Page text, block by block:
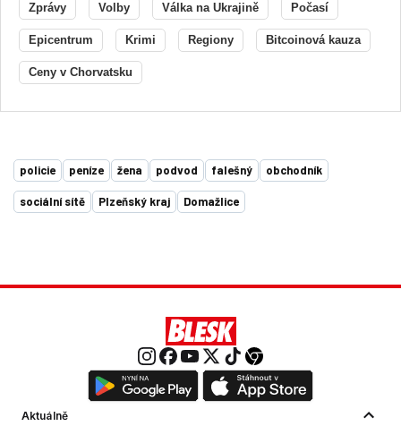
Zprávy Volby Válka na Ukrajině Počasí
Epicentrum Krimi Regiony Bitcoinová kauza
Ceny v Chorvatsku
policie peníze žena podvod falešný obchodník
sociální sítě Plzeňský kraj Domažlice
Aktuálně